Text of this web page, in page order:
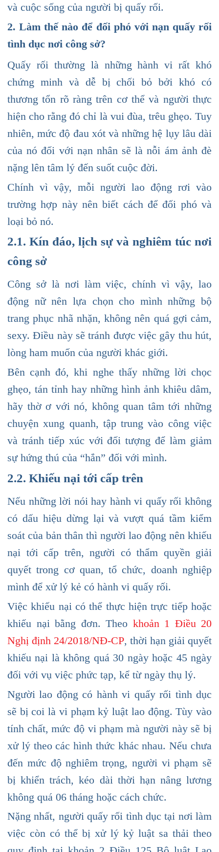
và cuộc sống của người bị quấy rối.
2. Làm thế nào để đối phó với nạn quấy rối
tình dục nơi công sở?
Quấy rối thường là những hành vi rất khó
chứng minh và dễ bị chối bỏ bởi khó có
thương tổn rõ ràng trên cơ thể và người thực
hiện cho rằng đó chỉ là vui đùa, trêu ghẹo. Tuy
nhiên, mức độ đau xót và những hệ lụy lâu dài
của nó đối với nạn nhân sẽ là nỗi ám ảnh đè
nặng lên tâm lý đến suốt cuộc đời.
Chính vì vậy, mỗi người lao động rơi vào
trường hợp này nên biết cách để đối phó và
loại bỏ nó.
2.1. Kín đáo, lịch sự và nghiêm túc nơi
công sở
Công sở là nơi làm việc, chính vì vậy, lao
động nữ nên lựa chọn cho mình những bộ
trang phục nhã nhặn, không nên quá gợi cảm,
sexy. Điều này sẽ tránh được việc gây thu hút,
lòng ham muốn của người khác giới.
Bên cạnh đó, khi nghe thấy những lời chọc
ghẹo, tán tỉnh hay những hình ảnh khiêu dâm,
hãy thờ ơ với nó, không quan tâm tới những
chuyện xung quanh, tập trung vào công việc
và tránh tiếp xúc với đối tượng để làm giảm
sự hứng thú của “hắn” đối với mình.
2.2. Khiếu nại tới cấp trên
Nếu những lời nói hay hành vi quấy rối không
có dấu hiệu dừng lại và vượt quá tầm kiểm
soát của bản thân thì người lao động nên khiếu
nại tới cấp trên, người có thẩm quyền giải
quyết trong cơ quan, tổ chức, doanh nghiệp
mình để xử lý kẻ có hành vi quấy rối.
Việc khiếu nại có thể thực hiện trực tiếp hoặc
khiếu nại bằng đơn. Theo khoản 1 Điều 20
Nghị định 24/2018/NĐ-CP, thời hạn giải quyết
khiếu nại là không quá 30 ngày hoặc 45 ngày
đối với vụ việc phức tạp, kể từ ngày thụ lý.
Người lao động có hành vi quấy rối tình dục
sẽ bị coi là vi phạm kỷ luật lao động. Tùy vào
tính chất, mức độ vi phạm mà người này sẽ bị
xử lý theo các hình thức khác nhau. Nếu chưa
đến mức độ nghiêm trọng, người vi phạm sẽ
bị khiển trách, kéo dài thời hạn nâng lương
không quá 06 tháng hoặc cách chức.
Nặng nhất, người quấy rối tình dục tại nơi làm
việc còn có thể bị xử lý kỷ luật sa thải theo